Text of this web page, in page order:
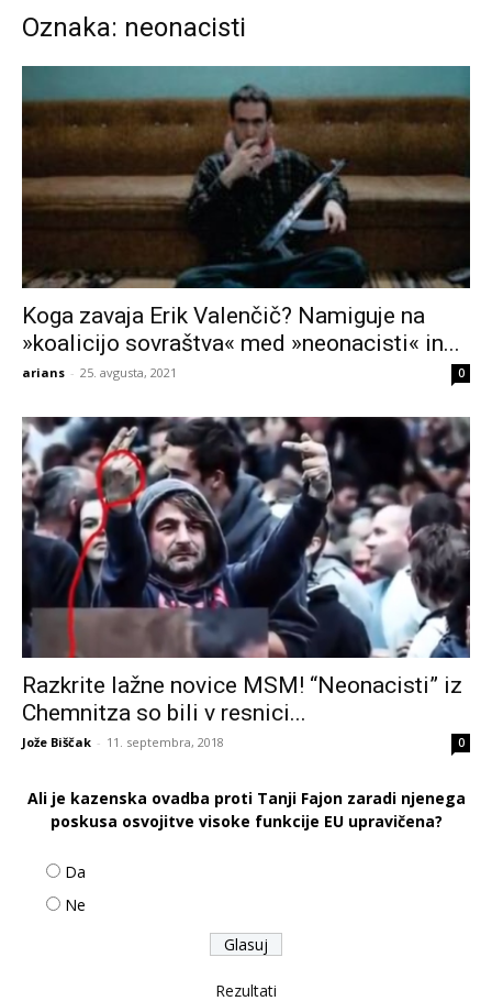
Oznaka: neonacisti
Koga zavaja Erik Valenčič? Namiguje na
»koalicijo sovraštva« med »neonacisti« in...
arians - 25. avgusta, 2021 0
Razkrite lažne novice MSM! “Neonacisti” iz
Chemnitza so bili v resnici...
Jože Biščak - 11. septembra, 2018 0
Ali je kazenska ovadba proti Tanji Fajon zaradi njenega
poskusa osvojitve visoke funkcije EU upravičena?
Da
Ne
Rezultati